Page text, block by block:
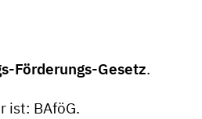
Förderungs-Gesetz.
ist: BAföG.